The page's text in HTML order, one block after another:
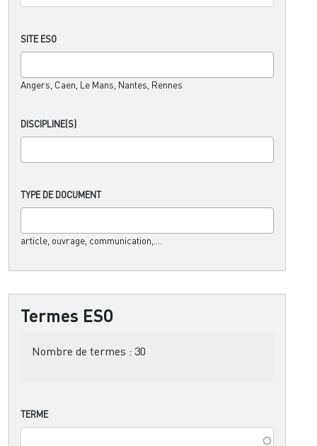
SITE ESO
Angers, Caen, Le Mans, Nantes, Rennes
DISCIPLINE(S)
TYPE DE DOCUMENT
article, ouvrage, communication,....
Termes ESO
Nombre de termes : 30
TERME